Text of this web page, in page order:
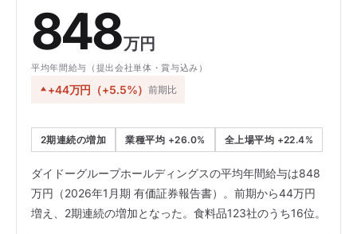
848万円
平均年間給与（提出会社単体・賞与込み）
+44万円（+5.5%）前期比
2期連続の増加 業種平均 +26.0% 全上場平均 +22.4%
ダイドーグループホールディングスの平均年間給与は848
万円（2026年1月期 有価証券報告書）。前期から44万円
増え、2期連続の増加となった。食料品123社のうち16位。